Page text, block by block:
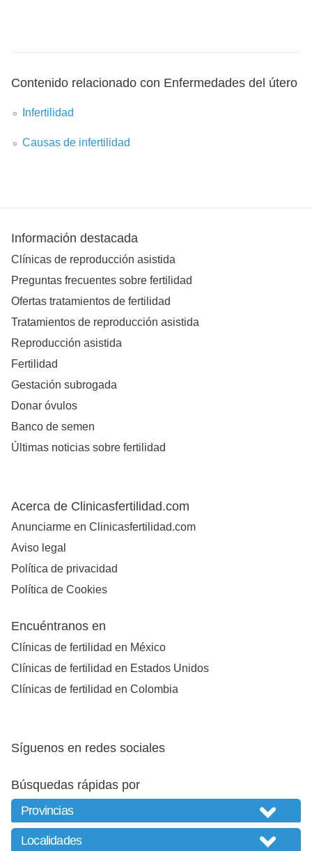
Contenido relacionado con Enfermedades del útero
Infertilidad
Causas de infertilidad
Información destacada
Clínicas de reproducción asistida
Preguntas frecuentes sobre fertilidad
Ofertas tratamientos de fertilidad
Tratamientos de reproducción asistida
Reproducción asistida
Fertilidad
Gestación subrogada
Donar óvulos
Banco de semen
Últimas noticias sobre fertilidad
Acerca de Clinicasfertilidad.com
Anunciarme en Clinicasfertilidad.com
Aviso legal
Política de privacidad
Política de Cookies
Encuéntranos en
Clínicas de fertilidad en México
Clínicas de fertilidad en Estados Unidos
Clínicas de fertilidad en Colombia
Síguenos en redes sociales
Búsquedas rápidas por